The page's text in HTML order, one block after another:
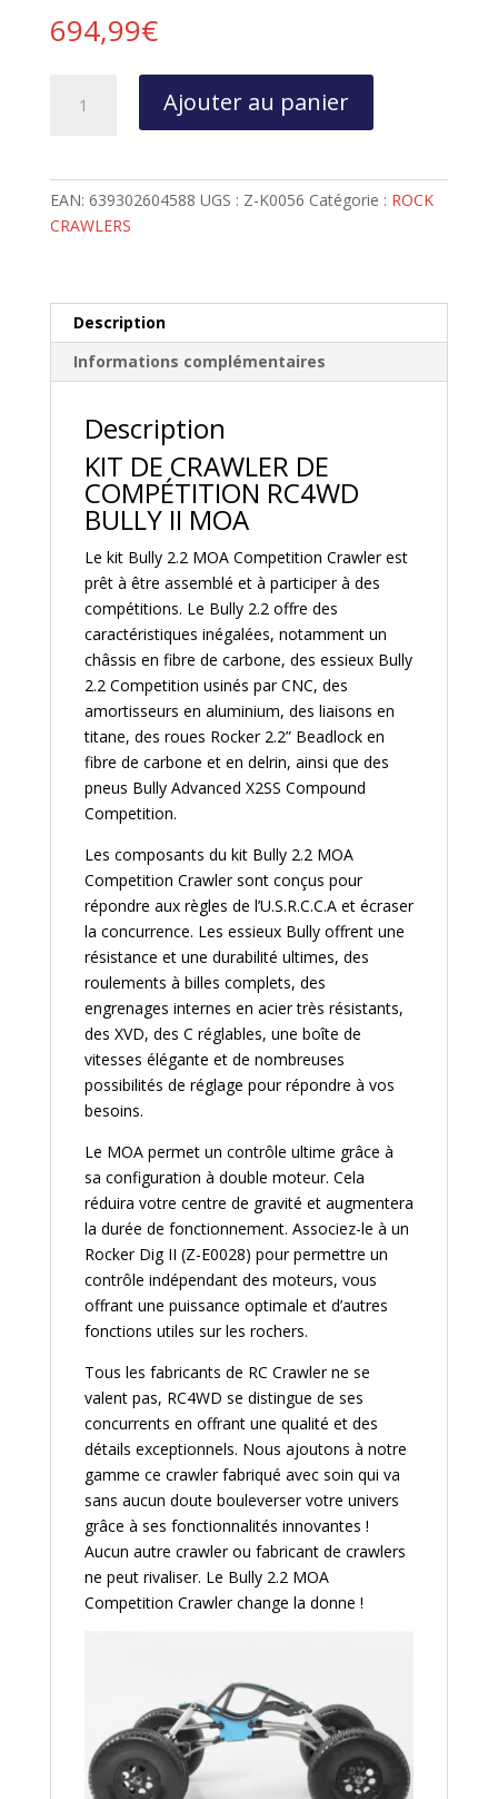
694,99€
Z-
K0056
Ajouter au panier
EAN: 639302604588 UGS : Z-K0056 Catégorie : ROCK
CRAWLERS
Description
Informations complémentaires
Description
KIT DE CRAWLER DE
COMPÉTITION RC4WD
BULLY II MOA
Le kit Bully 2.2 MOA Competition Crawler est
prêt à être assemblé et à participer à des
compétitions. Le Bully 2.2 offre des
caractéristiques inégalées, notamment un
châssis en fibre de carbone, des essieux Bully
2.2 Competition usinés par CNC, des
amortisseurs en aluminium, des liaisons en
titane, des roues Rocker 2.2” Beadlock en
fibre de carbone et en delrin, ainsi que des
pneus Bully Advanced X2SS Compound
Competition.
Les composants du kit Bully 2.2 MOA
Competition Crawler sont conçus pour
répondre aux règles de l’U.S.R.C.C.A et écraser
la concurrence. Les essieux Bully offrent une
résistance et une durabilité ultimes, des
roulements à billes complets, des
engrenages internes en acier très résistants,
des XVD, des C réglables, une boîte de
vitesses élégante et de nombreuses
possibilités de réglage pour répondre à vos
besoins.
Le MOA permet un contrôle ultime grâce à
sa configuration à double moteur. Cela
réduira votre centre de gravité et augmentera
la durée de fonctionnement. Associez-le à un
Rocker Dig II (Z-E0028) pour permettre un
contrôle indépendant des moteurs, vous
offrant une puissance optimale et d’autres
fonctions utiles sur les rochers.
Tous les fabricants de RC Crawler ne se
valent pas, RC4WD se distingue de ses
concurrents en offrant une qualité et des
détails exceptionnels. Nous ajoutons à notre
gamme ce crawler fabriqué avec soin qui va
sans aucun doute bouleverser votre univers
grâce à ses fonctionnalités innovantes !
Aucun autre crawler ou fabricant de crawlers
ne peut rivaliser. Le Bully 2.2 MOA
Competition Crawler change la donne !